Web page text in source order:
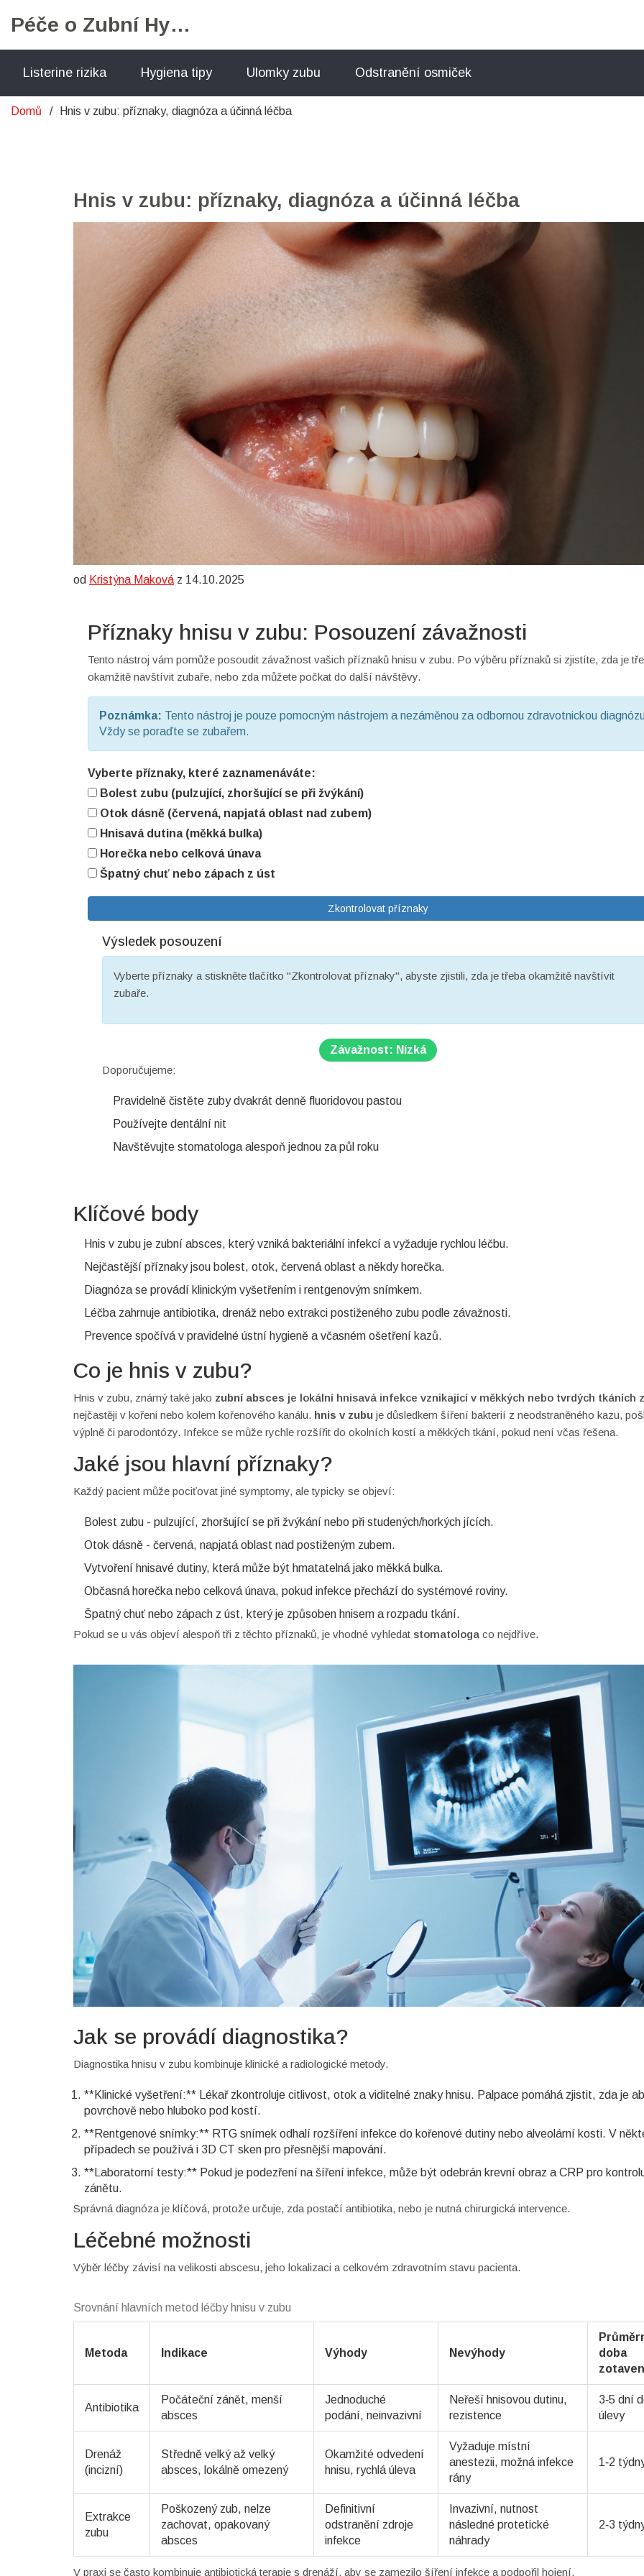
Péče o Zubní Hygienu
Listerine rizika Hygiena tipy Ulomky zubu Odstranění osmiček
Domů Hnis v zubu: příznaky, diagnóza a účinná léčba
Hnis v zubu: příznaky, diagnóza a účinná léčba
od Kristýna Maková z 14.10.2025
Příznaky hnisu v zubu: Posouzení závažnosti
Tento nástroj vám pomůže posoudit závažnost vašich příznaků hnisu v zubu. Po výběru příznaků si zjistíte, zda je
okamžitě navštívit zubaře, nebo zda můžete počkat do další návštěvy.
Poznámka: Tento nástroj je pouze pomocným nástrojem a nezáměnou za odbornou zdravotnickou
Vždy se poraďte se zubařem.
Vyberte příznaky, které zaznamenáváte:
Bolest zubu (pulzující, zhoršující se při žvýkání)
Otok dásně (červená, napjatá oblast nad zubem)
Hnisavá dutina (měkká bulka)
Horečka nebo celková únava
Špatný chuť nebo zápach z úst
Zkontrolovat příznaky
Výsledek posouzení
Vyberte příznaky a stiskněte tlačítko "Zkontrolovat příznaky", abyste zjistili, zda je třeba okamžitě navštívit
zubaře.
Závažnost: Nízká
Doporučujeme:
Pravidelně čistěte zuby dvakrát denně fluoridovou pastou
Používejte dentální nit
Navštěvujte stomatologa alespoň jednou za půl roku
Klíčové body
Hnis v zubu je zubní absces, který vzniká bakteriální infekcí a vyžaduje rychlou léčbu.
Nejčastější příznaky jsou bolest, otok, červená oblast a někdy horečka.
Diagnóza se provádí klinickým vyšetřením i rentgenovým snímkem.
Léčba zahrnuje antibiotika, drenáž nebo extrakci postiženého zubu podle závažnosti.
Prevence spočívá v pravidelné ústní hygieně a včasném ošetření kazů.
Co je hnis v zubu?
Hnis v zubu, známý také jako zubní absces je lokální hnisavá infekce vznikající v měkkých nebo tvrdých tkáních
nejčastěji v kořeni nebo kolem kořenového kanálu. hnis v zubu je důsledkem šíření bakterií z neodstraněného kazu,
výplně či parodontózy. Infekce se může rychle rozšířit do okolních kostí a měkkých tkání, pokud není včas řešena.
Jaké jsou hlavní příznaky?
Každý pacient může pociťovat jiné symptomy, ale typicky se objeví:
Bolest zubu - pulzující, zhoršující se při žvýkání nebo při studených/horkých jících.
Otok dásně - červená, napjatá oblast nad postiženým zubem.
Vytvoření hnisavé dutiny, která může být hmatatelná jako měkká bulka.
Občasná horečka nebo celková únava, pokud infekce přechází do systémové roviny.
Špatný chuť nebo zápach z úst, který je způsoben hnisem a rozpadu tkání.
Pokud se u vás objeví alespoň tři z těchto příznaků, je vhodné vyhledat stomatologa co nejdříve.
Jak se provádí diagnostika?
Diagnostika hnisu v zubu kombinuje klinické a radiologické metody.
**Klinické vyšetření:** Lékař zkontroluje citlivost, otok a viditelné znaky hnisu. Palpace pomáhá zjistit, zda je
povrchově nebo hluboko pod kostí.
**Rentgenové snímky:** RTG snímek odhalí rozšíření infekce do kořenové dutiny nebo alveolární kosti. V
případech se používá i 3D CT sken pro přesnější mapování.
**Laboratorní testy:** Pokud je podezření na šíření infekce, může být odebrán krevní obraz a CRP pro
zánětu.
Správná diagnóza je klíčová, protože určuje, zda postačí antibiotika, nebo je nutná chirurgická intervence.
Léčebné možnosti
Výběr léčby závisí na velikosti abscesu, jeho lokalizaci a celkovém zdravotním stavu pacienta.
Srovnání hlavních metod léčby hnisu v zubu
Metoda Indikace Výhody Nevýhody
doba
Antibiotika
Počáteční zánět, menší
absces
Jednoduché
podání, neinvazivní
Neřeší hnisovou dutinu,
rezistence
3‑5 dní
úlevy
Drenáž
(incizní)
Středně velký až velký
absces, lokálně omezený
Okamžité odvedení
hnisu, rychlá úleva
Vyžaduje místní
anestezii, možná infekce
rány
1‑2
Extrakce
zubu
Poškozený zub, nelze
zachovat, opakovaný
absces
Definitivní
odstranění zdroje
infekce
Invazivní, nutnost
následné protetické
náhrady
2‑3
V praxi se často kombinuje antibiotická terapie s drenáží, aby se zamezilo šíření infekce a podpořil hojení.